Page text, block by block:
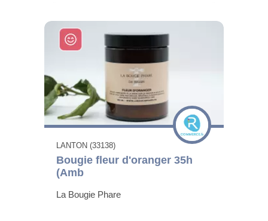
LANTON (33138)
Bougie fleur d'oranger 35h
(Amb
La Bougie Phare